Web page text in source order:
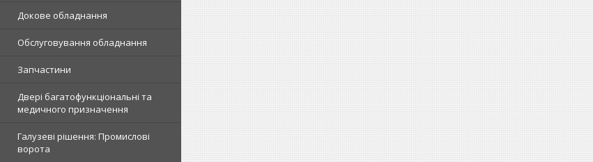
Докове обладнання
Обслуговування обладнання
Запчастини
Двері багатофункціональні та
медичного призначення
Галузеві рішення: Промислові
ворота